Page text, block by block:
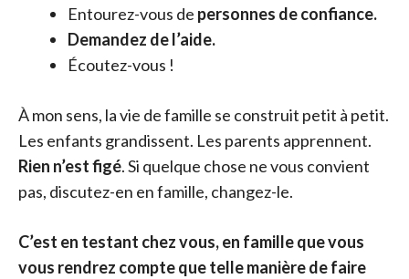
Entourez-vous de personnes de confiance.
Demandez de l’aide.
Écoutez-vous !
À mon sens, la vie de famille se construit petit à petit.
Les enfants grandissent. Les parents apprennent.
Rien n’est figé. Si quelque chose ne vous convient
pas, discutez-en en famille, changez-le.
C’est en testant chez vous, en famille que vous
vous rendrez compte que telle manière de faire